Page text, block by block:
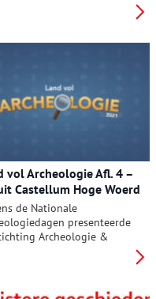
zoveel ophef? Of moest er
worden
voor de eerste finale
nemen je mee door
hoogtepunten,
of gewoon
momenten in 70
televisie!
vol Archeologie Afl. 4 –
Castellum Hoge Woerd
de Nationale
presenteerde
Archeologie &
aflevering werd